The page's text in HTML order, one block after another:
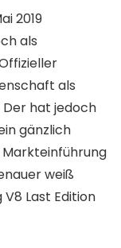
2019
als
als
Der hat jedoch
gänzlich
weiß
Last Edition